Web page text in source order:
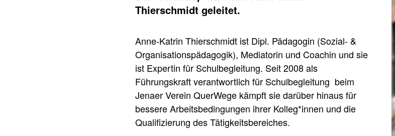
Thierschmidt geleitet.
Anne-Katrin Thierschmidt ist Dipl. Pädagogin (Sozial- &
Organisationspädagogik), Mediatorin und Coachin und sie
ist Expertin für Schulbegleitung. Seit 2008 als
Führungskraft verantwortlich für Schulbegleitung beim
Jenaer Verein QuerWege kämpft sie darüber hinaus für
bessere Arbeitsbedingungen ihrer Kolleg*innen und die
Qualifizierung des Tätigkeitsbereiches.